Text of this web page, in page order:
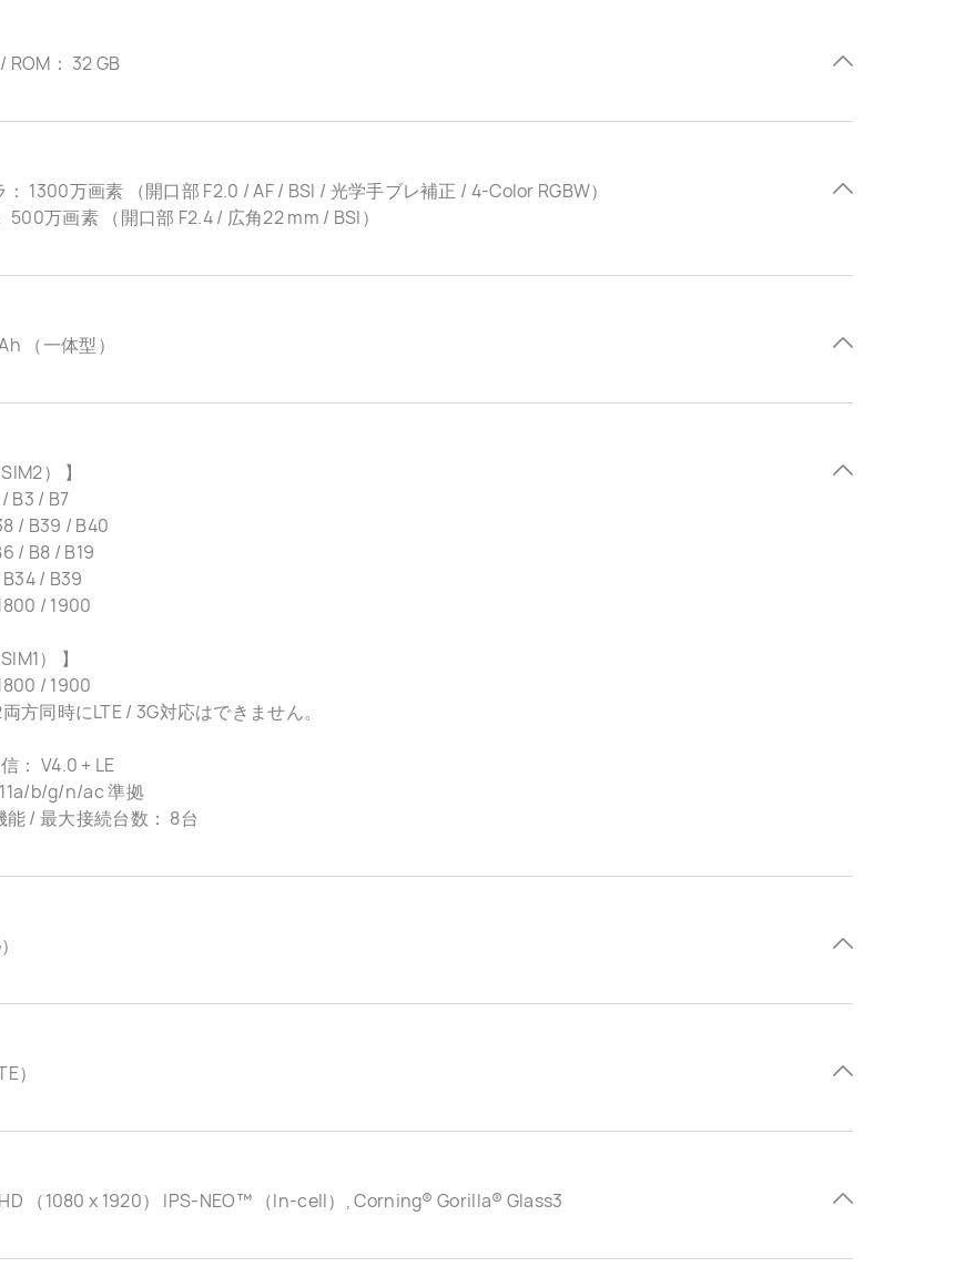
ROM： 32 GB
1300万画素 （開口部 F2.0 / AF / BSI / 光学手ブレ補正 / 4-Color RGBW）
500万画素 （開口部 F2.4 / 広角22 mm / BSI）
（一体型）
） 】
B3 / B7
/ B39 / B40
/ B8 / B19
/ B39
/ 1900
） 】
/ 1900
方同時にLTE / 3G対応はできません。
： V4.0 + LE
b/g/n/ac 準拠
能 / 最大接続台数： 8台
）
（1080 x 1920） IPS-NEO™ （In-cell）, Corning® Gorilla® Glass3